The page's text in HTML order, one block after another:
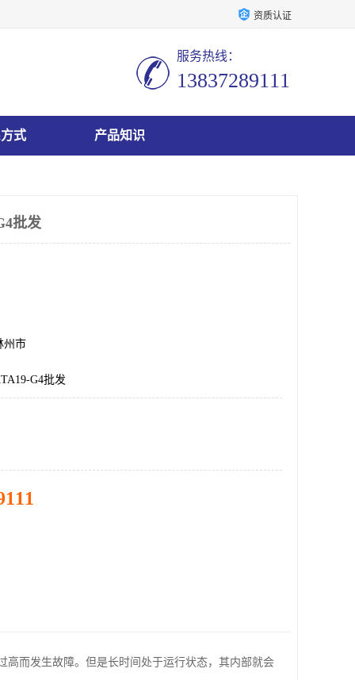
资质认证
服务热线：
13837289111
式 产品知识
批发
州市
G4批发
而发生故障。但是长时间处于运行状态，其内部就会